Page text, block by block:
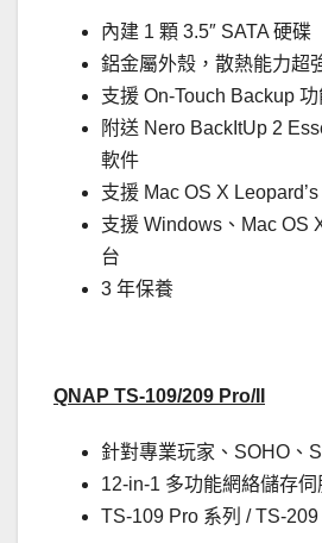
內建 1 顆 3.5″ SATA 硬碟
鋁金屬外殼，散熱能力超
支援 On-Touch Backup
附送 Nero BackItUp 2
軟件
支援 Mac OS X
支援 Windows、Mac OS
台
3 年保養
QNAP TS-109/209 Pro/II
針對專業玩家、SOHO、
12-in-1 多功能網絡儲存伺
TS-109 Pro 系列 / TS-209